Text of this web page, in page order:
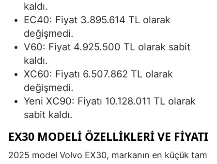
kaldı.
EC40: Fiyat 3.895.614 TL olarak
değişmedi.
V60: Fiyat 4.925.500 TL olarak sabit
kaldı.
XC60: Fiyatı 6.507.862 TL olarak
değişmedi.
Yeni XC90: Fiyatı 10.128.011 TL olarak
sabit kaldı.
EX30 MODELI ÖZELLIKLERI VE FIYATI
2025 model Volvo EX30, markanın en küçük tam